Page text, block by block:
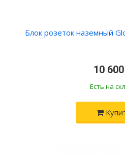
Блок розеток наземный
10
Есть на